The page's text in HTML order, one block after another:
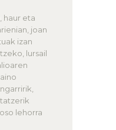
haur eta
joan
izan
lursail
lehorra